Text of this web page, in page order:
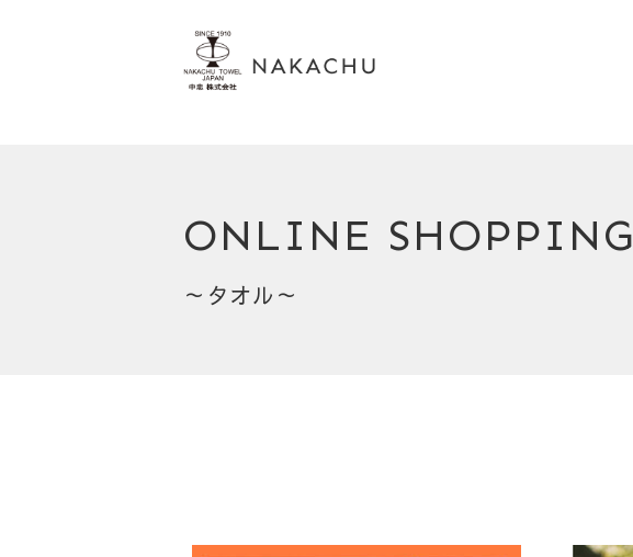
ONLINE SHOPPING
～タオル～